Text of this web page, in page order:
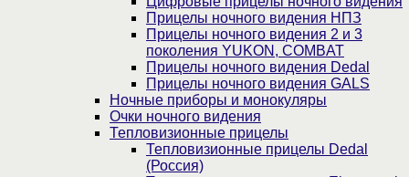
Прицелы ночного видения НПЗ
Прицелы ночного видения 2 и 3
поколения YUKON, COMBAT
Прицелы ночного видения Dedal
Прицелы ночного видения GALS
Ночные приборы и монокуляры
Очки ночного видения
Тепловизионные прицелы
Тепловизионные прицелы Dedal
(Россия)